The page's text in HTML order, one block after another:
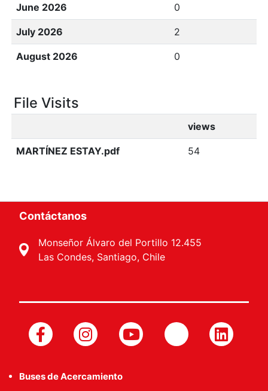
June 2026 0
July 2026 2
August 2026 0
File Visits
views
MARTÍNEZ ESTAY.pdf 54
Contáctanos
Monseñor Álvaro del Portillo 12.455
Las Condes, Santiago, Chile
Buses de Acercamiento